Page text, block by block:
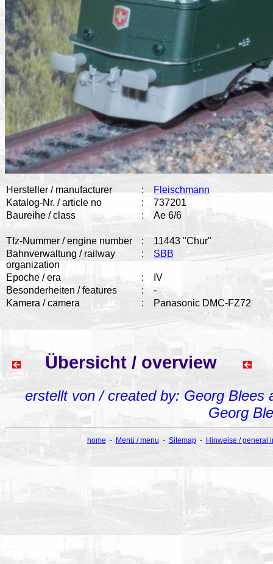
Hersteller / manufacturer :
Fleischmann
Katalog-Nr. / article no
:
737201
Baureihe / class
: Ae 6/6
Tfz-Nummer / engine number :
11443 "Chur"
Bahnverwaltung / railway
organization
: SBB
Epoche / era :
IV
Besonderheiten / features
:
-
Kamera / camera
: Panasonic DMC-FZ72
Übersicht / overview
erstellt von / created by: Georg Blees
Georg
home- Menü / menu - Sitemap- Hinweise / general